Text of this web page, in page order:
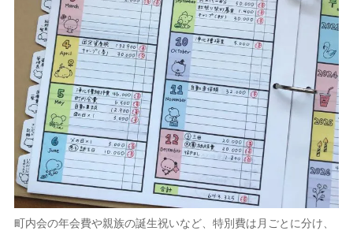
町内会の年会費や親族の誕生祝いなど、特別費は月ごとに分け、